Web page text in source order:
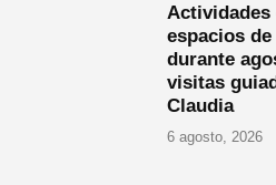
espacios
durante
visitas
Claudia
6 agosto, 2026